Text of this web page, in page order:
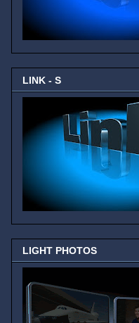
LINK - S
LIGHT PHOTOS